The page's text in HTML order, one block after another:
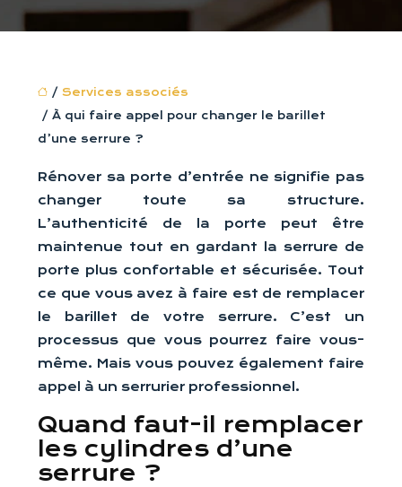
/ Services associés
/ À qui faire appel pour changer le barillet
d’une serrure ?
Rénover sa porte d’entrée ne signifie pas
changer toute sa structure.
L’authenticité de la porte peut être
maintenue tout en gardant la serrure de
porte plus confortable et sécurisée. Tout
ce que vous avez à faire est de remplacer
le barillet de votre serrure. C’est un
processus que vous pourrez faire vous-
même. Mais vous pouvez également faire
appel à un serrurier professionnel.
Quand faut-il remplacer
les cylindres d’une
serrure ?